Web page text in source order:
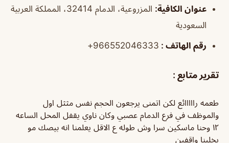
عنوان الكافية:
المزروعية، الدمام 32414، المملكة العربية
السعودية
رقم الهاتف : 966552046333+
تقرير متابع :
طعمه رااااائع لكن اتمنى يرجعون الحجم نفس مثثل اول
والموظف في فرع الدمام عصبي وكان ناوي يقفل المحل الساعه
١٢ وحنا ماسكين سرا وش طوله ع الاقل يعلمنا انه بيصك مو
يخلينا واقفين